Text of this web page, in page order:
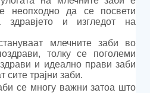
е неопходно да се посвети
то и изгледот на
млечните заби во
толку се поголеми
и идеално прави заби
сите трајни заби.
се многу важни затоа што